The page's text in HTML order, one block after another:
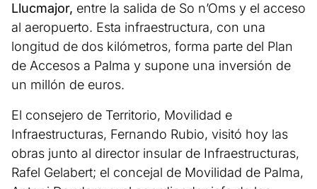
Llucmajor, entre la salida de So n’Oms y el acceso
al aeropuerto. Esta infraestructura, con una
longitud de dos kilómetros, forma parte del Plan
de Accesos a Palma y supone una inversión de
un millón de euros.
El consejero de Territorio, Movilidad e
Infraestructuras, Fernando Rubio, visitó hoy las
obras junto al director insular de Infraestructuras,
Rafel Gelabert; el concejal de Movilidad de Palma,